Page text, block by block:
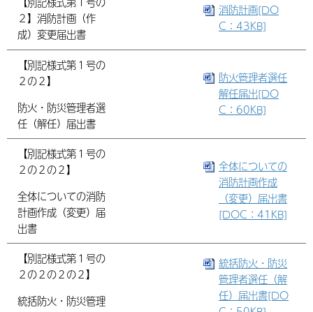
２】消防計画（作
成）変更届出書
消防計画[DO
C：43KB]
【別記様式第１号の
２の２】
防火・防災管理者選
任（解任）届出書
防火管理者選任
解任届出[DO
C：60KB]
【別記様式第１号の
２の２の２】
全体についての消防
計画作成（変更）届
出書
全体についての
消防計画作成
（変更）届出書
[DOC：41KB]
【別記様式第１号の
２の２の２の２】
統括防火・防災管理
統括防火・防災
管理者選任（解
任）届出書[DO